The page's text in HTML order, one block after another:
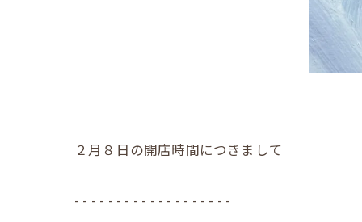
２月８日の開店時間につきまして
- - - - - - - - - - - - - - - - - - -